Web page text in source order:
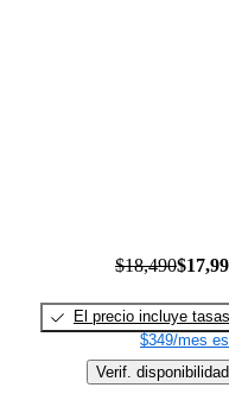
$18,490
El precio incluye tasas
$349/mes
Verif. disponibilidad